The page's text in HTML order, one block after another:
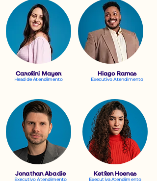
Carolini Mayer
Head de Atendimento
Hiago Ramos
Executivo Atendimento
Jonathan Abadie
Executivo Atendimento
Ketlen Hoenes
Executiva Atendimento